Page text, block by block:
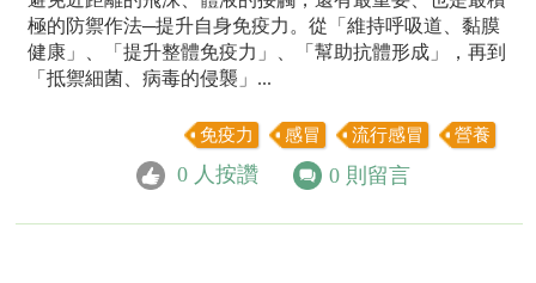
極的防禦作法─提升自身免疫力。從「維持呼吸道、黏膜
健康」、「提升整體免疫力」、「幫助抗體形成」，再到
「抵禦細菌、病毒的侵襲」...
免疫力 感冒 流行感冒 營養
0 人按讚 0 則留言